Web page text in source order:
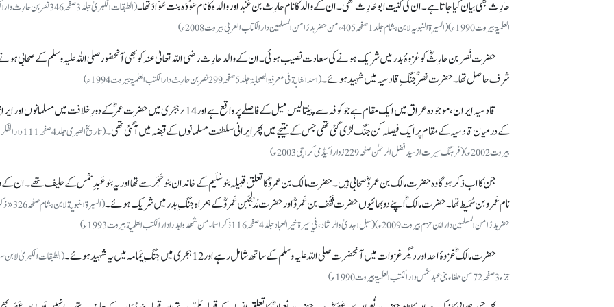
حارِث بھی بیان کیا جاتا ہے۔ ان کی کنیت ابوحَارِث تھی۔ ان کے والد کا نام حارِث بن عَبْد اور والدہ کا نام سَوْدَہ بنت سُوَّادْ تھا۔
(الطبقات الکبریٰ جلد 3 صفحہ 346 نصر بن
العلمیۃبیروت1990ء) (السیرۃ النبویہ لابن ہشام جلد 1 صفحہ405، من حضر بدرًا من المسلمین دار الکتاب العربی بیروت 2008 ء)
حضرت نَصر بن حارِثؓ کو غزوۂ بدر میں شریک ہونے کی سعادت نصیب ہوئی۔ ان کے والد حارِث رضی اللہ تعالیٰ عنہ کو بھی آنحضور صلی اللہ علیہ وسلم کے صحابی
شرف حاصل تھا۔ حضرت نصرؓ جنگِ قادسیہ میں شہید ہوئے۔(اسد الغابة فی معرفۃ الصحابۃجلد5 صفحہ299 نصر بن حارِث دارالکتب العلمیۃ بیروت 1994ء)
قادسیہ ایران، موجودہ عراق میں ایک مقام ہے جو کوفہ سے پینتالیس میل کے فاصلے پر واقع ہے اور 14؍ ہجری میں حضرت عمرؓ کے دورِ خلافت میں مسلمانوں
کے درمیان قادسیہ کے مقام پر ایک فیصلہ کن جنگ لڑی گئی تھی جس کے نتیجے میں پھر ایرانی سلطنت مسلمانوں کے قبضہ میں آ گئی تھی۔
(تاریخ الطبری جلد 4 صفحہ111دار الفکر
بیروت 2002ء) (فرہنگ سیرت از سید فضل الرحمٰن صفحہ 229 زوار اکیڈمی کراچی 2003ء)
جن کا اب ذکر ہو گا وہ حضرت مالک بن عمروؓ صحابی ہیں۔ حضرت مالک بن عمروؓ کا تعلق قبیلہ بنو سُلَیم کے خاندان بنو حَجَر سے تھا اور یہ بنو عَبد ِشمس کے حلیف تھے۔ ان کے
نام عَمرو بن سُمَیط تھا۔ حضرت مالکؓ اپنے دو بھائیوں حضرت ثَقْف بن عَمروؓ اور حضرت مُدْلِجْبن عَمروؓ کے ہمراہ جنگِ بدر میں شریک ہوئے۔
(السیرة
حضر بدرًا من المسلمین دار ابن حزم بیروت 2009ء) (سبل الہدىٰ والرشاد، في سيرة خير العباد جلد 4صفحہ 116ذکر اسماء من شھدوا بدرا دار الكتب العلمية بيروت 1993ء)
حضرت مالکؓ غزوۂ احد اور دیگر غزوات میں آنحضرت صلی اللہ علیہ وسلم کے ساتھ شامل رہے اور 12 ہجری میں جنگِ یَمامہ میں یہ شہید ہوئے۔
(الطبقات الکبریٰ لابن
جزء 3صفحہ72 من حلفاء بنی عبد شمس دار الکتب العلمیۃ بیروت 1990ء)